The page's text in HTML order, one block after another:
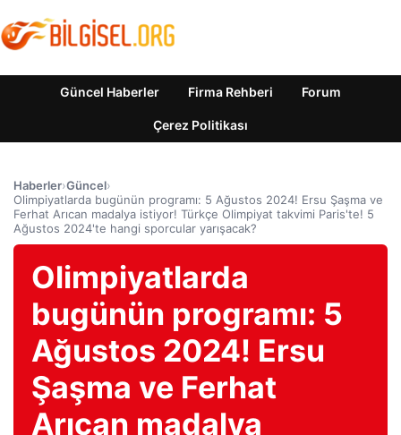
Güncel Haberler Firma Rehberi Forum
Çerez Politikası
Haberler›Güncel›
Olimpiyatlarda bugünün programı: 5 Ağustos 2024! Ersu Şaşma ve
Ferhat Arıcan madalya istiyor! Türkçe Olimpiyat takvimi Paris'te! 5
Ağustos 2024'te hangi sporcular yarışacak?
Olimpiyatlarda
bugünün programı: 5
Ağustos 2024! Ersu
Şaşma ve Ferhat
Arıcan madalya